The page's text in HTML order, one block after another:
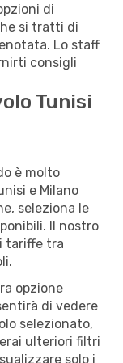
di
si tratti di
Lo staff
consigli
Tunisi
è molto
e Milano
seleziona le
Il nostro
tariffe tra
opzione
di vedere
selezionato,
ulteriori filtri
solo i